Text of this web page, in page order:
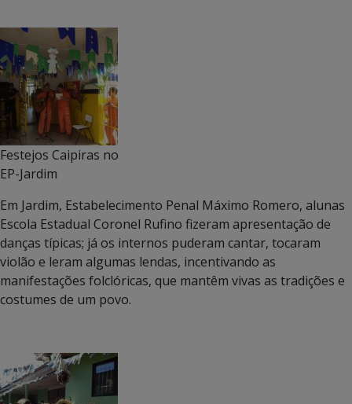
Festejos Caipiras no
EP-Jardim
Em Jardim, Estabelecimento Penal Máximo Romero, alunas
Escola Estadual Coronel Rufino fizeram apresentação de
danças típicas; já os internos puderam cantar, tocaram
violão e leram algumas lendas, incentivando as
manifestações folclóricas, que mantêm vivas as tradições e
costumes de um povo.